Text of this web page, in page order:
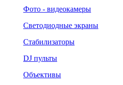
Фото - видеокамеры
Светодиодные экраны
Стабилизаторы
DJ пульты
Объективы